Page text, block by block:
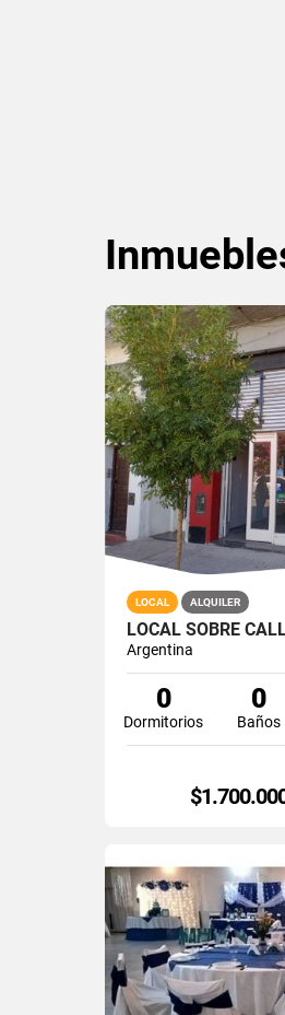
LOCAL ALQUILER
Argentina
0
Dormitorios
0
Baños